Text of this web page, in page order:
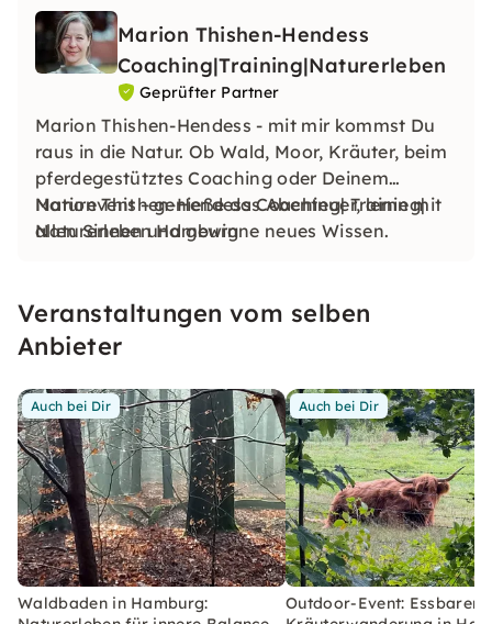
Marion Thishen-Hendess
Coaching|Training|Naturerleben
Geprüfter Partner
Marion Thishen-Hendess - mit mir kommst Du
raus in die Natur. Ob Wald, Moor, Kräuter, beim
pferdegestütztes Coaching oder Deinem
Naturevent – genieße das Abenteuer, lerne mit
allen Sinnen und gewinne neues Wissen.
Marion Thishen-Hendess Coaching| Training|
Naturerleben Hamburg
Veranstaltungen vom selben
Anbieter
Auch bei Dir
Waldbaden in Hamburg:
Auch bei Dir
Outdoor-Event: Essbarer